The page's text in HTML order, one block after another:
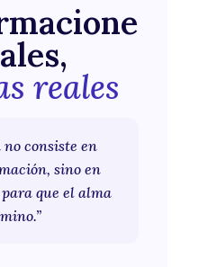
reales
no consiste en
sino en
que el alma